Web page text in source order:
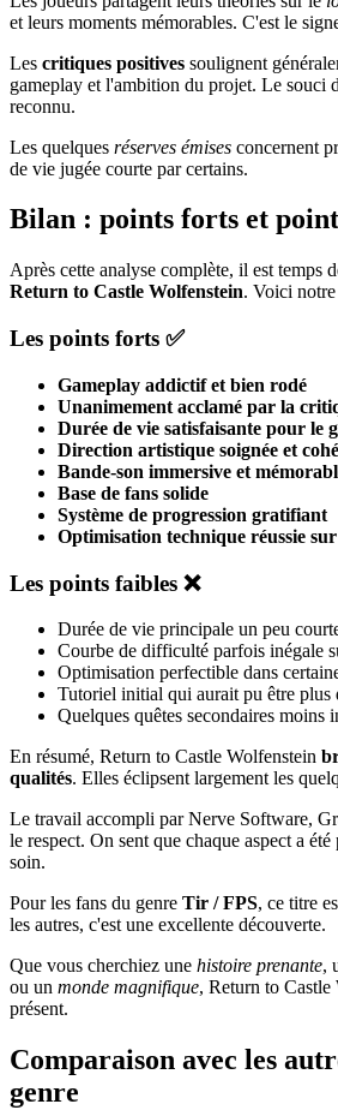
et leurs moments mémorables. C'est le
Les critiques positives soulignent
gameplay et l'ambition du projet. Le souci
reconnu.
Les quelques réserves émises concernent
de vie jugée courte par certains.
Bilan : points forts et
Après cette analyse complète, il est temps
Return to Castle Wolfenstein. Voici
Les points forts ✅
Gameplay addictif et bien rodé
Unanimement acclamé par la
Durée de vie satisfaisante pour le
Direction artistique soignée et
Bande-son immersive et
Base de fans solide
Système de progression gratifiant
Optimisation technique réussie
Les points faibles ❌
Durée de vie principale un peu
Courbe de difficulté parfois inégale
Optimisation perfectible dans
Tutoriel initial qui aurait pu être plus
Quelques quêtes secondaires moins
En résumé, Return to Castle Wolfenstein
qualités. Elles éclipsent largement les
Le travail accompli par Nerve Software,
le respect. On sent que chaque aspect a
soin.
Pour les fans du genre Tir / FPS, ce titre
les autres, c'est une excellente découverte.
Que vous cherchiez une histoire prenante,
ou un monde magnifique, Return to Castle
présent.
Comparaison avec les
genre